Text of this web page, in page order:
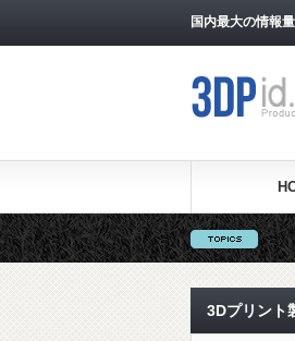
国内最大の情報
3Dプリント